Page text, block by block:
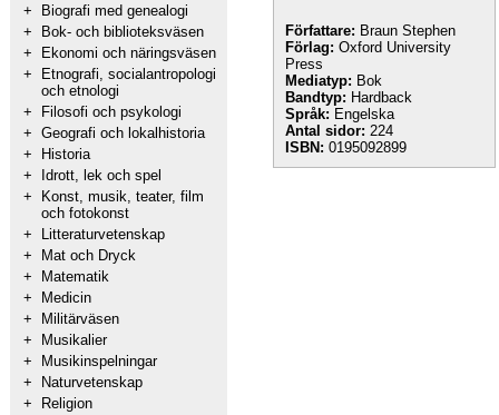
+
Biografi med genealogi
+
Bok- och biblioteksväsen
+
Ekonomi och näringsväsen
+
Etnografi, socialantropologi
och etnologi
+
Filosofi och psykologi
+ Geografi och lokalhistoria
+
Historia
+
Idrott, lek och spel
+
Konst, musik, teater, film
och fotokonst
+
Litteraturvetenskap
+
Mat och Dryck
+
Matematik
+
Medicin
+
Militärväsen
+
Musikalier
+
Musikinspelningar
+
Naturvetenskap
+
Religion
Författare: Braun Stephen
Förlag: Oxford University
Press
Mediatyp: Bok
Bandtyp: Hardback
Språk: Engelska
Antal sidor: 224
ISBN: 0195092899